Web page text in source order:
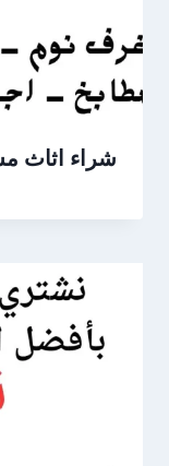
شراء اثاث